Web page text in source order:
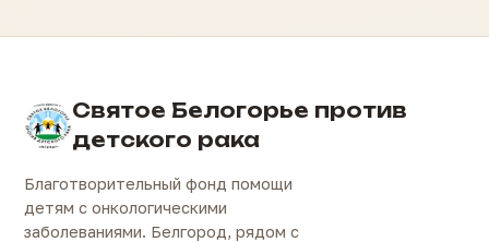
Святое Белогорье против
детского рака
Благотворительный фонд помощи
детям с онкологическими
заболеваниями. Белгород, рядом с